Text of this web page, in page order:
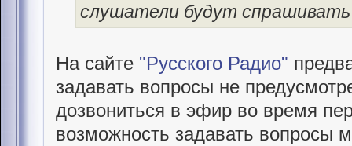
слушатели будут
На сайте "Русского Радио"
задавать вопросы не
дозвониться в эфир во время
возможность задавать вопросы